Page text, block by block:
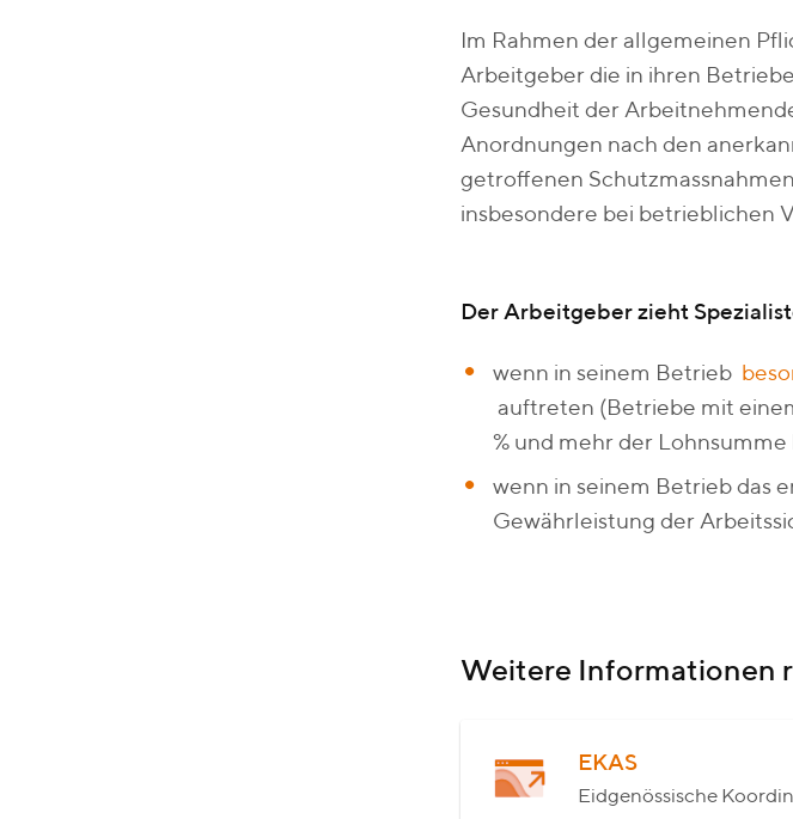
Im Rahmen der allgemeinen
Arbeitgeber die in ihren
Gesundheit der
Anordnungen nach den
getroffenen
insbesondere bei betrieblichen
Der Arbeitgeber zieht
wenn in seinem Betrieb
auftreten (Betriebe mit
% und mehr der
wenn in seinem Betrieb das
Gewährleistung der
Weitere Informationen
EKAS
Eidgenössische